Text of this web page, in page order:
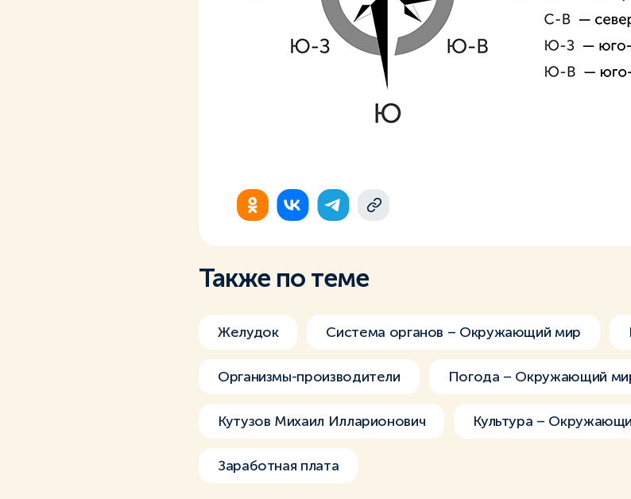
Также по теме
Желудок Система органов – Окружающий мир
Организмы-производители Погода – Окружающий
Кутузов Михаил Илларионович Культура –
Заработная плата